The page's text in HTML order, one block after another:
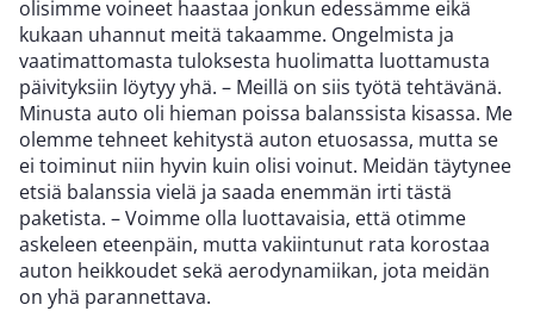
olisimme voineet haastaa jonkun edessämme eikä
kukaan uhannut meitä takaamme. Ongelmista ja
vaatimattomasta tuloksesta huolimatta luottamusta
päivityksiin löytyy yhä. – Meillä on siis työtä tehtävänä.
Minusta auto oli hieman poissa balanssista kisassa. Me
olemme tehneet kehitystä auton etuosassa, mutta se
ei toiminut niin hyvin kuin olisi voinut. Meidän täytynee
etsiä balanssia vielä ja saada enemmän irti tästä
paketista. – Voimme olla luottavaisia, että otimme
askeleen eteenpäin, mutta vakiintunut rata korostaa
auton heikkoudet sekä aerodynamiikan, jota meidän
on yhä parannettava.